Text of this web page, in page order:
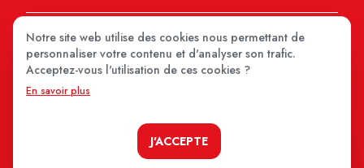
Notre site web utilise des cookies nous permettant de
personnaliser votre contenu et d'analyser son trafic.
Acceptez-vous l'utilisation de ces cookies ?
En savoir plus
J'ACCEPTE